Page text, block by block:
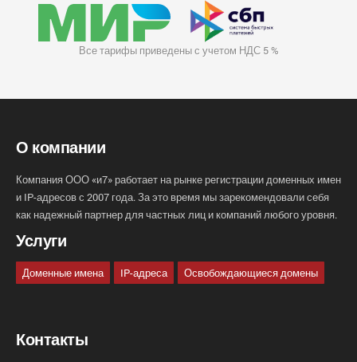
Все тарифы приведены с учетом НДС 5 %
О компании
Компания ООО «и7» работает на рынке регистрации доменных имен
и IP-адресов с 2007 года. За это время мы зарекомендовали себя
как надежный партнер для частных лиц и компаний любого уровня.
Услуги
Доменные имена IP-адреса Освобождающиеся домены
Контакты